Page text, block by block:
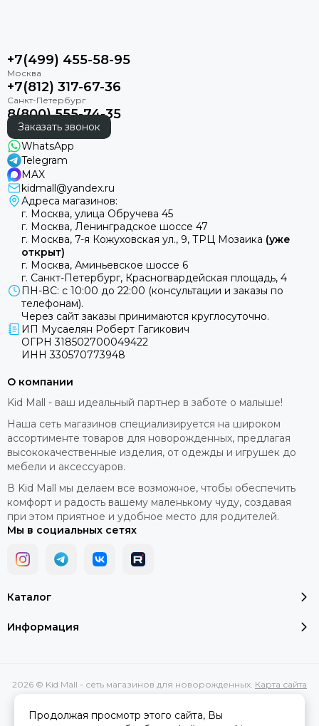
+7(499) 455-58-95
+7(812) 317-67-36
8(800) 555-74-35
Заказать звонок
WhatsApp
Telegram
MAX
kidmall@yandex.ru
Адреса магазинов:
г. Москва, улица Обручева 45
г. Москва, Ленинградское шоссе 47
г. Москва, 7-я Кожуховская ул., 9, ТРЦ Мозаика (уже
открыт)
г. Москва, Аминьевское шоссе 6
г. Санкт-Петербург, Красногвардейская площадь, 4
ПН-ВС: с 10:00 до 22:00 (консультации и заказы по
телефонам).
Через сайт заказы принимаются круглосуточно.
ИП Мусаелян Роберт Гагикович
ОГРН 318502700049422
ИНН 330570773948
Каталог
Информация
О компании
Kid Mall - ваш идеальный партнер в заботе о малыше!
Наша сеть магазинов специализируется на широком
ассортименте товаров для новорожденных, предлагая
высококачественные изделия, от одежды и игрушек до
мебели и аксессуаров.
В Kid Mall мы делаем все возможное, чтобы обеспечить
комфорт и радость вашему маленькому чуду, создавая
при этом приятное и удобное место для родителей.
Мы в социальных сетях
2026 © Kid Mall - сеть магазинов для новорожденных. Карта сайта
Продолжая просмотр этого сайта, Вы